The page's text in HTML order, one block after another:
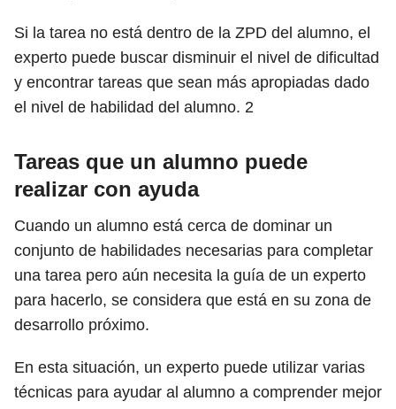
Si la tarea no está dentro de la ZPD del alumno, el
experto puede buscar disminuir el nivel de dificultad
y encontrar tareas que sean más apropiadas dado
el nivel de habilidad del alumno. 2
Tareas que un alumno puede
realizar con ayuda
Cuando un alumno está cerca de dominar un
conjunto de habilidades necesarias para completar
una tarea pero aún necesita la guía de un experto
para hacerlo, se considera que está en su zona de
desarrollo próximo.
En esta situación, un experto puede utilizar varias
técnicas para ayudar al alumno a comprender mejor